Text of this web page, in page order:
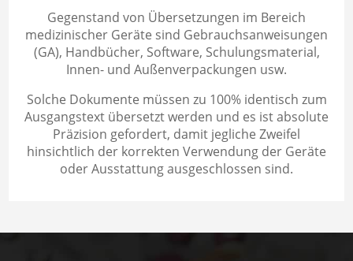
Gegenstand von Übersetzungen im Bereich
medizinischer Geräte sind Gebrauchsanweisungen
(GA), Handbücher, Software, Schulungsmaterial,
Innen- und Außenverpackungen usw.
Solche Dokumente müssen zu 100% identisch zum
Ausgangstext übersetzt werden und es ist absolute
Präzision gefordert, damit jegliche Zweifel
hinsichtlich der korrekten Verwendung der Geräte
oder Ausstattung ausgeschlossen sind.